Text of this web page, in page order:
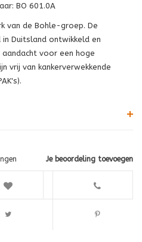
BO 601.0A
van de Bohle-groep. De
Duitsland ontwikkeld en
voor een hoge
vrij van kankerverwekkende
Je beoordeling toevoegen